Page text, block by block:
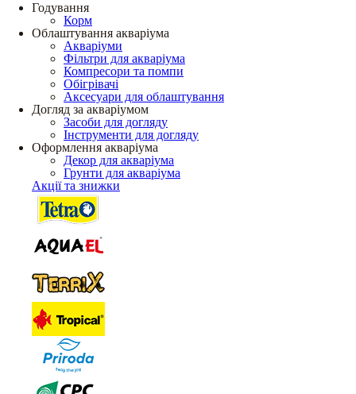
Годування
Корм
Облаштування акваріума
Акваріуми
Фільтри для акваріума
Компресори та помпи
Обігрівачі
Аксесуари для облаштування
Догляд за акваріумом
Засоби для догляду
Інструменти для догляду
Оформлення акваріума
Декор для акваріума
Грунти для акваріума
Акції та знижки